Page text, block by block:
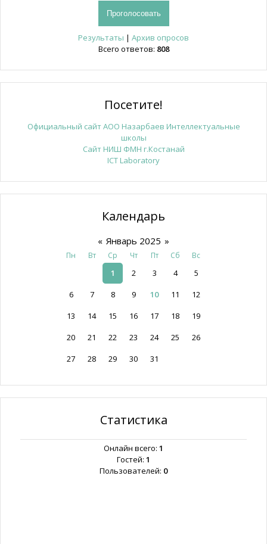
Результаты | Архив опросов
Всего ответов: 808
Посетите!
Официальный сайт АОО Назарбаев Интеллектуальные
школы
Сайт НИШ ФМН г.Костанай
ICT Laboratory
Календарь
« Январь 2025 »
Пн Вт Ср Чт Пт Сб Вс
1 2 3 4
5
6
7 8 9 10 11
12
13
14 15 16 17 18
19
20
21 22 23 24 25
26
27
28 29 30 31
Статистика
Онлайн всего: 1
Гостей: 1
Пользователей: 0